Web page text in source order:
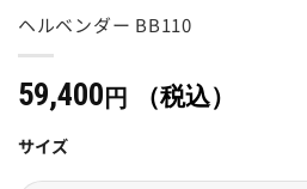
ヘルベンダー BB110
59,400 円 （税込）
サイズ